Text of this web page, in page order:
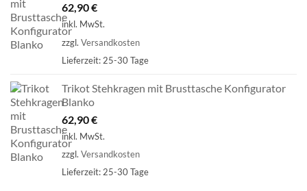
62,90€
inkl. MwSt.
zzgl. Versandkosten
Lieferzeit: 25-30 Tage
Trikot Stehkragen mit Brusttasche Konfigurator
Blanko
62,90€
inkl. MwSt.
zzgl. Versandkosten
Lieferzeit:25-30 Tage